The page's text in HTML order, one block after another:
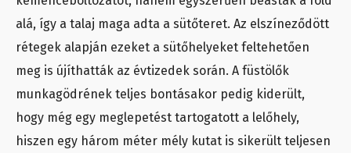
alá, így a talaj maga adta a sütőteret. Az elszíneződött
rétegek alapján ezeket a sütőhelyeket feltehetően
meg is újíthatták az évtizedek során. A füstölők
munkagödrének teljes bontásakor pedig kiderült,
hogy még egy meglepetést tartogatott a lelőhely,
hiszen egy három méter mély kutat is sikerült teljesen